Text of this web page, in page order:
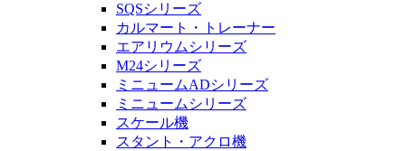
SQSシリーズ
カルマート・トレーナー
エアリウムシリーズ
M24シリーズ
ミニュームADシリーズ
ミニュームシリーズ
スケール機
スタント・アクロ機